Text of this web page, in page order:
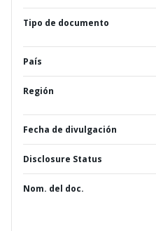
Tipo de documento
País
Región
Fecha de divulgación
Disclosure Status
Nom. del doc.